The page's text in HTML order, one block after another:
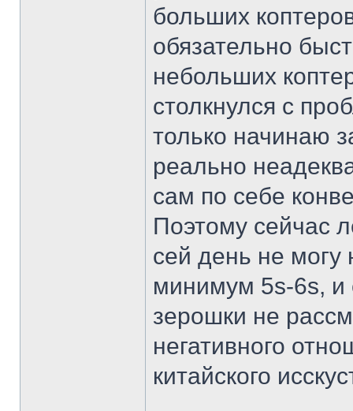
больших
обязательно
небольших
столкнулся с
только начинаю
реально
сам по себе
Поэтому сейчас
сей день не могу
минимум 5s-6s, и
зерошки не
негативного
китайского